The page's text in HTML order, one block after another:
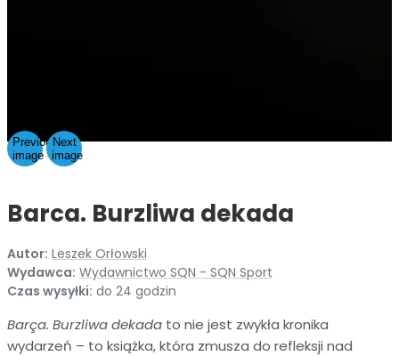
Previous
image
Next
image
Barca. Burzliwa dekada
Autor: Leszek Orłowski
Wydawca: Wydawnictwo SQN - SQN Sport
Czas wysyłki: do 24 godzin
Barça. Burzliwa dekada to nie jest zwykła kronika
wydarzeń – to książka, która zmusza do refleksji nad